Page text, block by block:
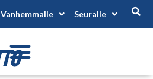
Vanhemmalle Seuralle